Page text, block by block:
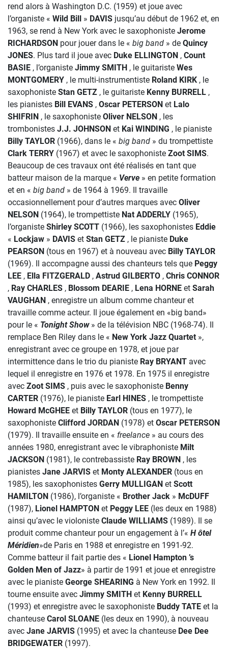
rend alors à Washington D.C. (1959) et joue avec
l’organiste « Wild Bill » DAVIS jusqu’au début de 1962 et, en
1963, se rend à New York avec le saxophoniste Jerome
RICHARDSON pour jouer dans le « big band » de Quincy
JONES. Plus tard il joue avec Duke ELLINGTON , Count
BASIE , l’organiste Jimmy SMITH , le guitariste Wes
MONTGOMERY , le multi-instrumentiste Roland KIRK , le
saxophoniste Stan GETZ , le guitariste Kenny BURRELL ,
les pianistes Bill EVANS , Oscar PETERSON et Lalo
SHIFRIN , le saxophoniste Oliver NELSON , les
trombonistes J.J. JOHNSON et Kai WINDING , le pianiste
Billy TAYLOR (1966), dans le « big band » du trompettiste
Clark TERRY (1967) et avec le saxophoniste Zoot SIMS.
Beaucoup de ces travaux ont été réalisés en tant que
batteur maison de la marque « Verve » en petite formation
et en « big band » de 1964 à 1969. Il travaille
occasionnellement pour d’autres marques avec Oliver
NELSON (1964), le trompettiste Nat ADDERLY (1965),
l’organiste Shirley SCOTT (1966), les saxophonistes Eddie
« Lockjaw » DAVIS et Stan GETZ , le pianiste Duke
PEARSON (tous en 1967) et à nouveau avec Billy TAYLOR
(1969). Il accompagne aussi des chanteurs tels que Peggy
LEE , Ella FITZGERALD , Astrud GILBERTO , Chris CONNOR
, Ray CHARLES , Blossom DEARIE , Lena HORNE et Sarah
VAUGHAN , enregistre un album comme chanteur et
travaille comme acteur. Il joue également en «big band»
pour le « Tonight Show» de la télévision NBC (1968-74). Il
remplace Ben Riley dans le « New York Jazz Quartet »,
enregistrant avec ce groupe en 1978, et joue par
intermittence dans le trio du pianiste Ray BRYANT avec
lequel il enregistre en 1976 et 1978. En 1975 il enregistre
avec Zoot SIMS , puis avec le saxophoniste Benny
CARTER (1976), le pianiste Earl HINES , le trompettiste
Howard McGHEE et Billy TAYLOR (tous en 1977), le
saxophoniste Clifford JORDAN (1978) et Oscar PETERSON
(1979). Il travaille ensuite en « freelance » au cours des
années 1980, enregistrant avec le vibraphoniste Milt
JACKSON (1981), le contrebassiste Ray BROWN , les
pianistes Jane JARVIS et Monty ALEXANDER (tous en
1985), les saxophonistes Gerry MULLIGAN et Scott
HAMILTON (1986), l’organiste « Brother Jack » McDUFF
(1987), Lionel HAMPTON et Peggy LEE (les deux en 1988)
ainsi qu’avec le violoniste Claude WILLIAMS (1989). Il se
produit comme chanteur pour un engagement à l’« H ôtel
Méridien»de Paris en 1988 et enregistre en 1991-92.
Comme batteur il fait partie des « Lionel Hampton ’s
Golden Men of Jazz» à partir de 1991 et joue et enregistre
avec le pianiste George SHEARING à New York en 1992. Il
tourne ensuite avec Jimmy SMITH et Kenny BURRELL
(1993) et enregistre avec le saxophoniste Buddy TATE et la
chanteuse Carol SLOANE (les deux en 1990), à nouveau
avec Jane JARVIS (1995) et avec la chanteuse Dee Dee
BRIDGEWATER (1997).